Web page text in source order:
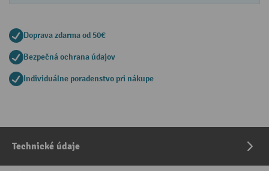
Doprava zdarma od 50€
Bezpečná ochrana údajov
Individuálne poradenstvo pri nákupe
Technické údaje